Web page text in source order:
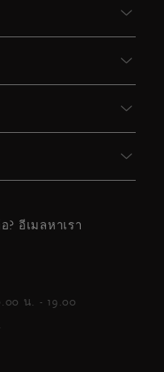
? อีเมลหาเรา
น. - 19.00